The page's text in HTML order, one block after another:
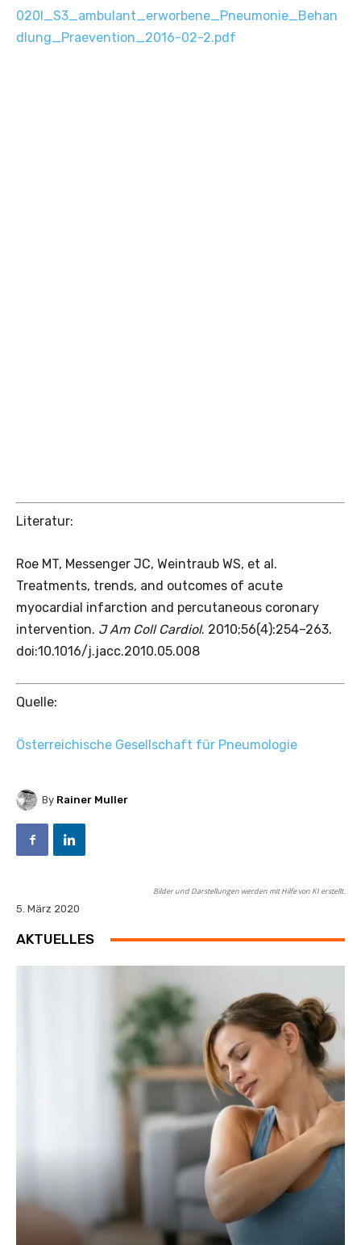
020l_S3_ambulant_erworbene_Pneumonie_Behan
dlung_Praevention_2016-02-2.pdf
Literatur:
Roe MT, Messenger JC, Weintraub WS, et al.
Treatments, trends, and outcomes of acute
myocardial infarction and percutaneous coronary
intervention. J Am Coll Cardiol. 2010;56(4):254–263.
doi:10.1016/j.jacc.2010.05.008
Quelle:
Österreichische Gesellschaft für Pneumologie
By Rainer Muller
Bilder und Darstellungen werden mit Hilfe von KI erstellt.
5. März 2020
AKTUELLES